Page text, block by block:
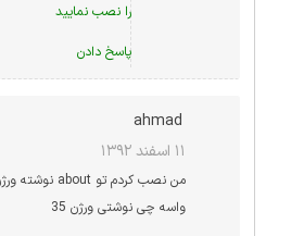
را نصب نمایید
پاسخ دادن
ahmad
۱۱ اسفند ۱۳۹۲
واسه چی نوشتی ورژن 35